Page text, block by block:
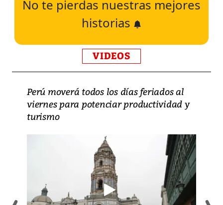
No te pierdas nuestras mejores
historias
VIDEOS
Perú moverá todos los días feriados al
viernes para potenciar productividad y
turismo